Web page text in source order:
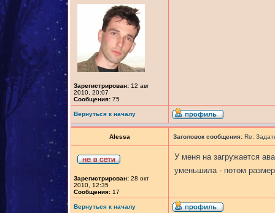
Зарегистрирован: 12 авг
2010, 20:07
Сообщения: 75
Вернуться к началу
Alessa Заголовок сообщения: Re:
Зарегистрирован: 28 окт
2010, 12:35
Сообщения: 17
У меня на загружается
уменьшила - потом
Вернуться к началу